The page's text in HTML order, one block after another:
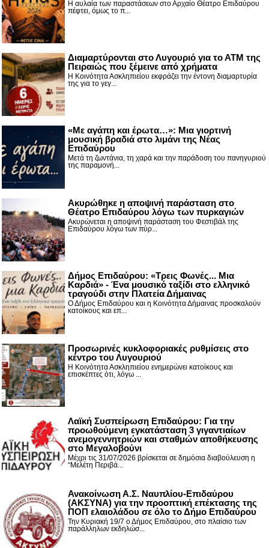
Η αυλαία των παραστάσεων στο Αρχαίο Θέατρο Επιδαύρου
πέφτει, όμως το π...
Διαμαρτύρονται στο Λυγουριό για το ΑΤΜ της
Πειραιώς που ξέμεινε από χρήματα
Η Κοινότητα Ασκληπιείου εκφράζει την έντονη διαμαρτυρία
της για το γεγ...
«Με αγάπη και έρωτα…»: Μια γιορτινή
μουσική βραδιά στο λιμάνι της Νέας
Επιδαύρου
Μετά τη ζωντάνια, τη χαρά και την παράδοση του πανηγυριού
της παραμονή...
Ακυρώθηκε η αποψινή παράσταση στο
Θέατρο Επιδαύρου λόγω των πυρκαγιών
Ακυρώνεται η αποψινή παράσταση του Φεστιβάλ της
Επιδαύρου λόγω των πύρ...
Δήμος Επιδαύρου: «Τρεις Φωνές... Μια
Καρδιά» - Ένα μουσικό ταξίδι στο ελληνικό
τραγούδι στην Πλατεία Δήμαινας
Ο Δήμος Επιδαύρου και η Κοινότητα Δήμαινας προσκαλούν
κατοίκους και επ...
Προσωρινές κυκλοφοριακές ρυθμίσεις στο
κέντρο του Λυγουριού
Η Κοινότητα Ασκληπιείου ενημερώνει κατοίκους και
επισκέπτες ότι, λόγω ...
Λαϊκή Συσπείρωση Επιδαύρου: Για την
προωθούμενη εγκατάσταση 3 γιγαντιαίων
ανεμογεννητριών και σταθμών αποθήκευσης
στο Μεγαλοβούνι
Μέχρι τις 31/07/2026 βρίσκεται σε δημόσια διαβούλευση η
“Μελέτη Περιβά...
Ανακοίνωση Α.Σ. Ναυπλίου-Επιδαύρου
(ΑΚΣΥΝΑ) για την προοπτική επέκτασης της
ΠΟΠ ελαιολάδου σε όλο το Δήμο Επιδαύρου
Την Κυριακή 19/7 ο Δήμος Επιδαύρου, στο πλαίσιο των
παράλληλων εκδηλώσ...